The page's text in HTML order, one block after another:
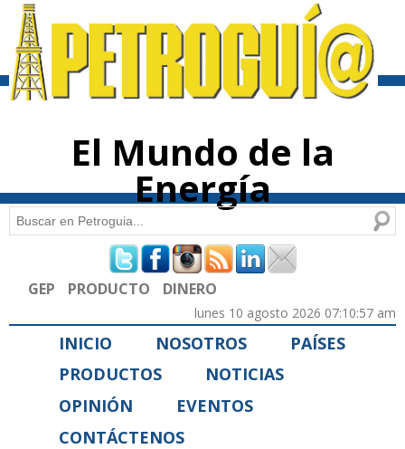
contenido
El Mundo de la
Energía
Formulario de búsqueda
Buscar
GEP PRODUCTO DINERO
lunes 10 agosto 2026 07:10:57 am
INICIO NOSOTROS
PAÍSES
PRODUCTOS
NOTICIAS
OPINIÓN
EVENTOS
CONTÁCTENOS